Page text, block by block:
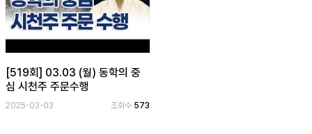
[519회] 03.03 (월) 동학의 중
심 시천주 주문수행
2025-03-03 조회수 573